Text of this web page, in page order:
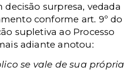
decisão surpresa, vedada
conforme art. 9º do
supletiva ao Processo
adiante anotou:
se vale de sua própria